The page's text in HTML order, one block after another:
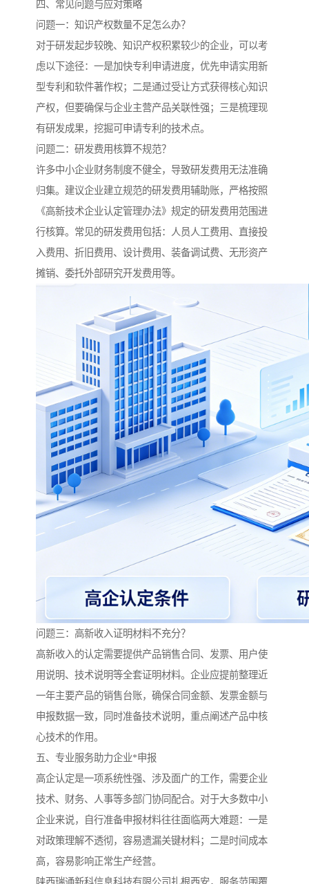
四、常见问题与应对策略
问题一：知识产权数量不足怎么办？
对于研发起步较晚、知识产权积累较少的企业，可以考
虑以下途径：一是加快专利申请进度，优先申请实用新
型专利和软件著作权；二是通过受让方式获得核心知识
产权，但要确保与企业主营产品关联性强；三是梳理现
有研发成果，挖掘可申请专利的技术点。
问题二：研发费用核算不规范？
许多中小企业财务制度不健全，导致研发费用无法准确
归集。建议企业建立规范的研发费用辅助账，严格按照
《高新技术企业认定管理办法》规定的研发费用范围进
行核算。常见的研发费用包括：人员人工费用、直接投
入费用、折旧费用、设计费用、装备调试费、无形资产
摊销、委托外部研究开发费用等。
问题三：高新收入证明材料不充分？
高新收入的认定需要提供产品销售合同、发票、用户使
用说明、技术说明等全套证明材料。企业应提前整理近
一年主要产品的销售台账，确保合同金额、发票金额与
申报数据一致，同时准备技术说明，重点阐述产品中核
心技术的作用。
五、专业服务助力企业*申报
高企认定是一项系统性强、涉及面广的工作，需要企业
技术、财务、人事等多部门协同配合。对于大多数中小
企业来说，自行准备申报材料往往面临两大难题：一是
对政策理解不透彻，容易遗漏关键材料；二是时间成本
高，容易影响正常生产经营。